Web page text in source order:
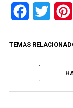
FacebookTwitter
TEMAS